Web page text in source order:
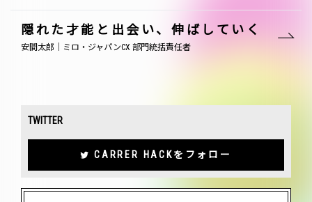
隠れた才能と出会い、伸ばしていく
安間太郎｜ミロ・ジャパンCX 部門統括責任者
TWITTER
CARRER HACKをフォロー